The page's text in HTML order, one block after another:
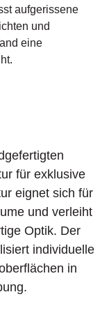
aufgerissene
und
eine